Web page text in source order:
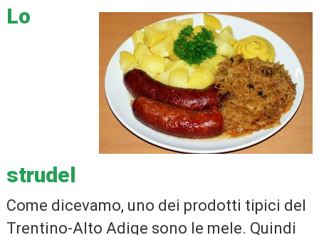
Lo
strudel
Come dicevamo, uno dei prodotti tipici del
Trentino-Alto Adige sono le mele. Quindi